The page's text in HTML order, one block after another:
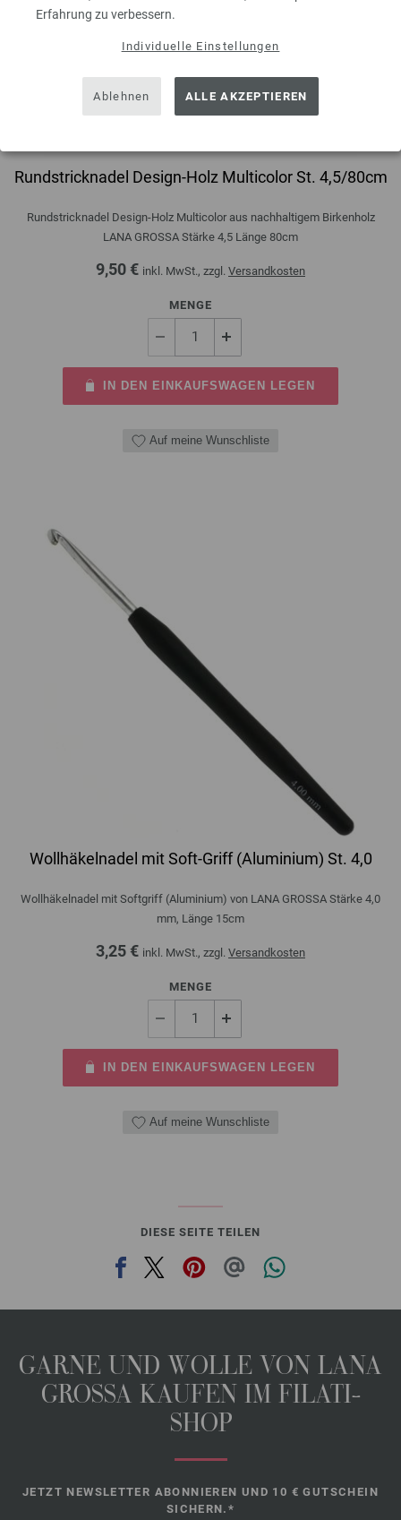
Erfahrung zu verbessern.
Individuelle Einstellungen
Ablehnen ALLE AKZEPTIEREN
Rundstricknadel Design-Holz Multicolor St. 4,5/80cm
Rundstricknadel Design-Holz Multicolor aus nachhaltigem Birkenholz
LANA GROSSA Stärke 4,5 Länge 80cm
9,50 € inkl. MwSt., zzgl. Versandkosten
MENGE
IN DEN EINKAUFSWAGEN LEGEN
Auf meine Wunschliste
Wollhäkelnadel mit Soft-Griff (Aluminium) St. 4,0
Wollhäkelnadel mit Softgriff (Aluminium) von LANA GROSSA Stärke 4,0
mm, Länge 15cm
3,25 € inkl. MwSt., zzgl. Versandkosten
MENGE
IN DEN EINKAUFSWAGEN LEGEN
Auf meine Wunschliste
DIESE SEITE TEILEN
GARNE UND WOLLE VON LANA
GROSSA KAUFEN IM FILATI-
SHOP
JETZT NEWSLETTER ABONNIEREN UND 10 € GUTSCHEIN
SICHERN.*